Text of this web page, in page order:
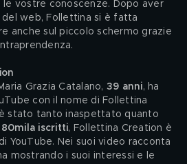
vostre conoscenze. Dopo aver
web, Follettina si è fatta
anche sul piccolo schermo grazie
Grazia Catalano, 39 anni, ha
con il nome di Follettina
stato tanto inaspettato quanto
iscritti, Follettina Creation è
YouTube. Nei suoi video racconta
mostrando i suoi interessi e le